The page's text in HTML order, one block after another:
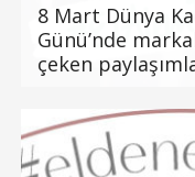
8 Mart Dünya
Günü’nde
çeken